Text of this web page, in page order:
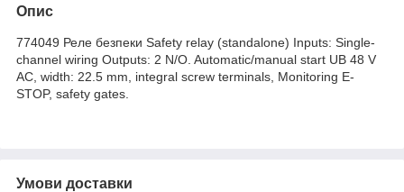
Опис
774049 Реле безпеки Safety relay (standalone) Inputs: Single-
channel wiring Outputs: 2 N/O. Automatic/manual start UB 48 V
AC, width: 22.5 mm, integral screw terminals, Monitoring E-
STOP, safety gates.
Умови доставки